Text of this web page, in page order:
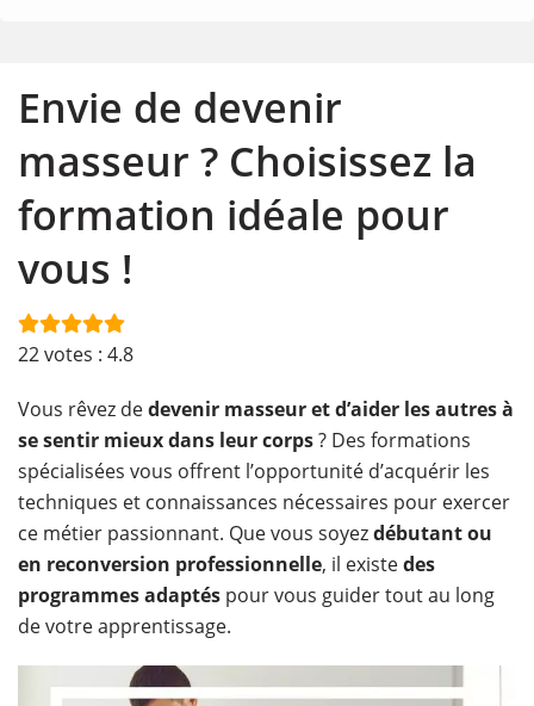
Envie de devenir
masseur ? Choisissez la
formation idéale pour
vous !
22votes : 4.8
Vous rêvez dedevenir masseur et d’aider les autres à
se sentir mieux dans leur corps? Des formations
spécialisées vous offrent l’opportunité d’acquérir les
techniques et connaissances nécessaires pour exercer
ce métier passionnant. Que vous soyezdébutant ou
en reconversion professionnelle, il existedes
programmes adaptés pour vous guider tout au long
de votre apprentissage.